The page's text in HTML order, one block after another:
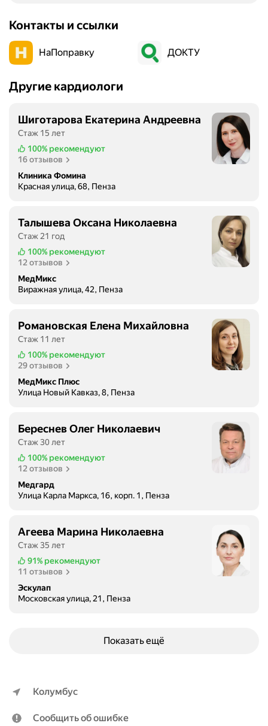
Контакты и ссылки
НаПоправку ДОКТУ
Другие кардиологи
Шиготарова Екатерина Андреевна
Стаж 15 лет
100% рекомендуют
16 отзывов
Клиника Фомина
Красная улица, 68, Пенза
Талышева Оксана Николаевна
Стаж 21 год
100% рекомендуют
12 отзывов
МедМикс
Виражная улица, 42, Пенза
Романовская Елена Михайловна
Стаж 11 лет
100% рекомендуют
29 отзывов
МедМикс Плюс
Улица Новый Кавказ, 8, Пенза
Береснев Олег Николаевич
Стаж 30 лет
100% рекомендуют
12 отзывов
Медгард
Улица Карла Маркса, 16, корп. 1, Пенза
Агеева Марина Николаевна
Стаж 35 лет
91% рекомендуют
11 отзывов
Эскулап
Московская улица, 21, Пенза
Показать ещё
Колумбус
Сообщить об ошибке